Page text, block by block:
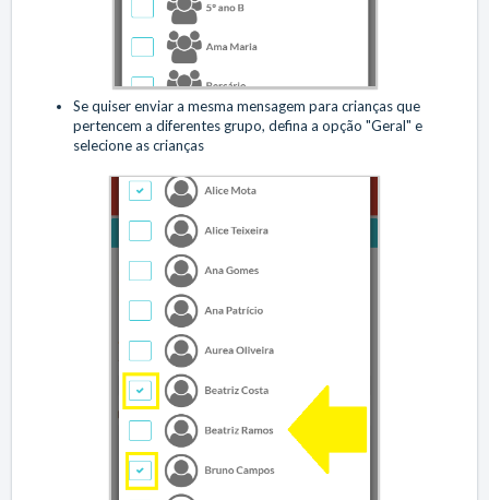
Se quiser enviar a mesma mensagem para crianças que
pertencem a diferentes grupo, defina a opção "Geral" e
selecione as crianças